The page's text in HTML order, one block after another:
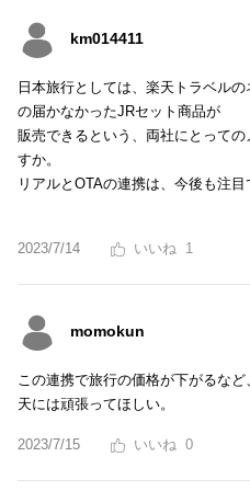
km014411
日本旅行としては、楽天トラベル
の届かなかったJRセット商品が
販売できるという、両社にとって
すか。
リアルとOTAの連携は、今後も注目
2023/7/14 1
momokun
この連携で旅行の価格が下がるな
天には頑張ってほしい。
2023/7/15 0